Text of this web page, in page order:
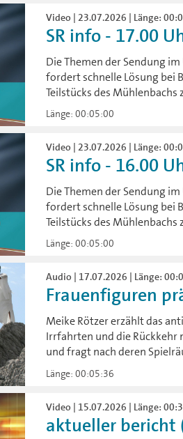
Video | 23.07.2026 | Länge:
SR info - 17.00
Die Themen der Sendung
fordert schnelle Lösung bei
Teilstücks des Mühlenbachs
Länge: 00:05:00
Video | 23.07.2026 | Länge:
SR info - 16.00
Die Themen der Sendung
fordert schnelle Lösung bei
Teilstücks des Mühlenbachs
Länge: 00:05:00
Audio | 17.07.2026 | Länge:
Frauenfiguren
Meike Rötzer erzählt das
Irrfahrten und die Rückkehr
und fragt nach deren
Länge: 00:05:36
Video | 15.07.2026 | Länge:
aktueller bericht